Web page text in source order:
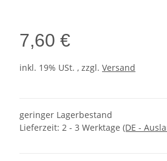
7,60 €
inkl. 19% USt. , zzgl. Versand
geringer Lagerbestand
Lieferzeit: 2 - 3 Werktage (DE -